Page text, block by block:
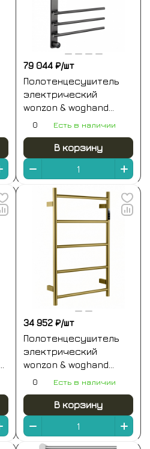
79 044 ₽/шт
Полотенцесушитель
электрический
wonzon & woghand
nürnberg, темный
0 Есть в наличии
В корзину
34 952 ₽/шт
Полотенцесушитель
электрический
wonzon & woghand
bonn, брашированное
0 Есть в наличии
В корзину